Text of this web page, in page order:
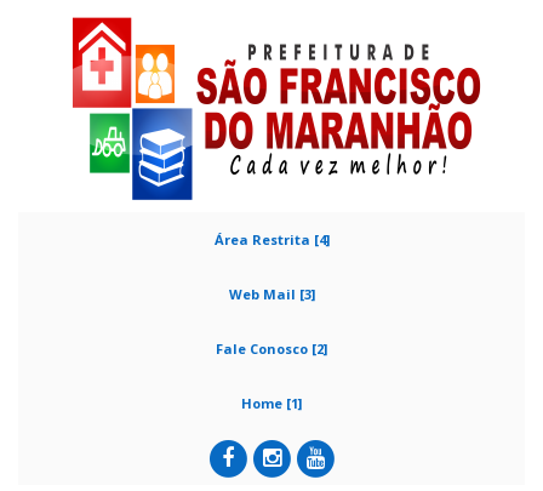
Área Restrita [4]
Web Mail [3]
Fale Conosco [2]
Home [1]